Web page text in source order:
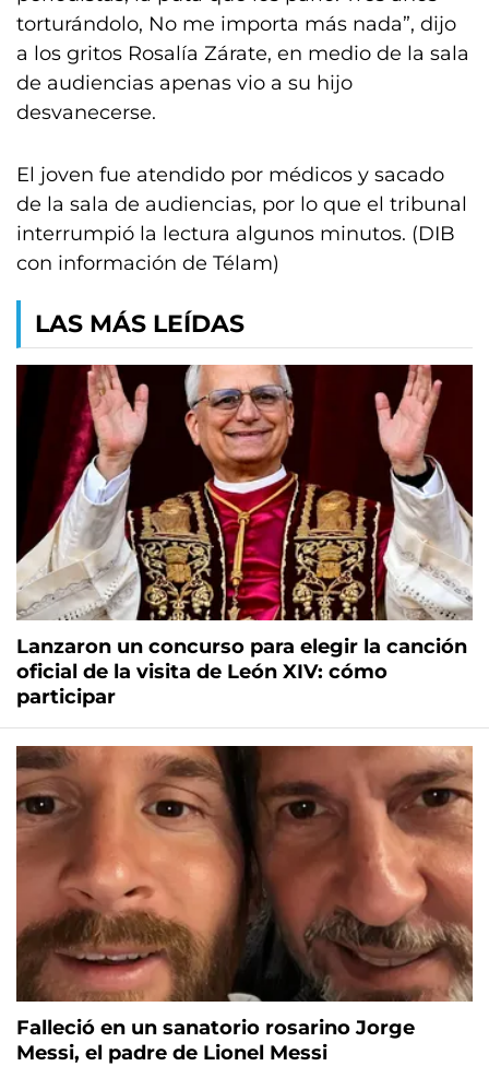
torturándolo, No me importa más nada”, dijo
a los gritos Rosalía Zárate, en medio de la sala
de audiencias apenas vio a su hijo
desvanecerse.
El joven fue atendido por médicos y sacado
de la sala de audiencias, por lo que el tribunal
interrumpió la lectura algunos minutos. (DIB
con información de Télam)
LAS MÁS LEÍDAS
Lanzaron un concurso para elegir la canción
oficial de la visita de León XIV: cómo
participar
Falleció en un sanatorio rosarino Jorge
Messi, el padre de Lionel Messi